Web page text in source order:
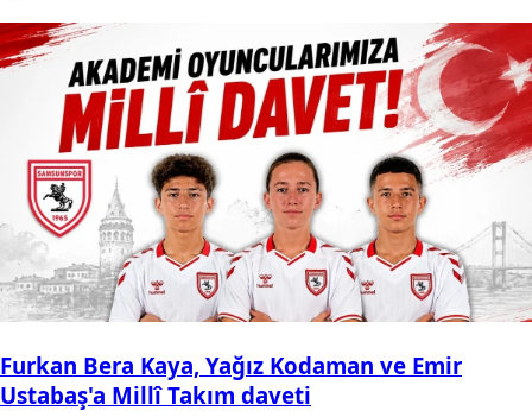
Furkan Bera Kaya, Yağız Kodaman ve Emir
Ustabaş'a Millî Takım daveti